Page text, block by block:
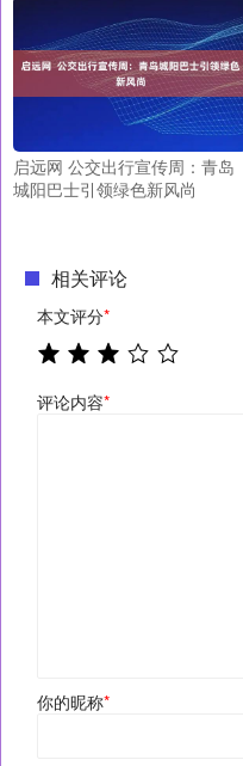
启远网 公交出行宣传周：青岛
城阳巴士引领绿色新风尚
相关评论
本文评分*
评论内容*
你的昵称*